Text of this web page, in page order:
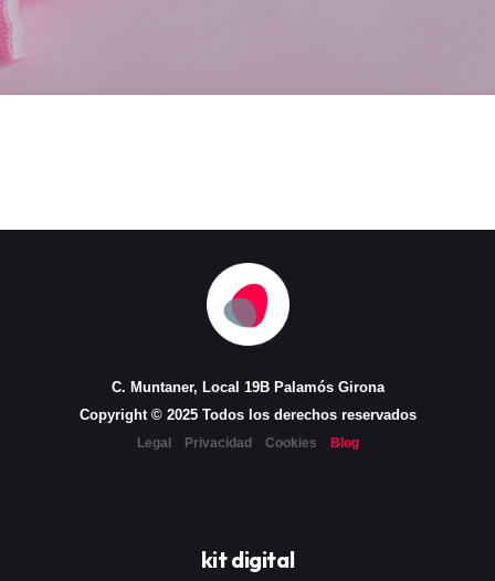
C. Muntaner, Local 19B Palamós Girona
Copyright © 2025 Todos los derechos reservados
Legal Privacidad Cookies Blog
kit digital